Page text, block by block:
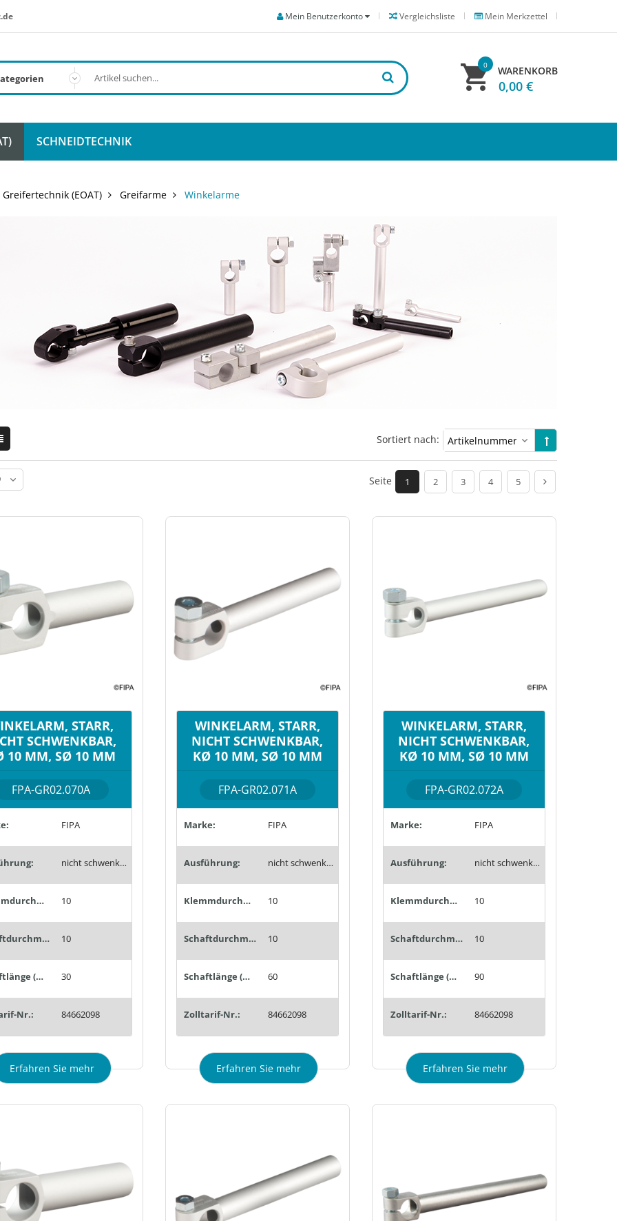
Mein Merkzettel
Vergleichsliste
Mein Benutzerkonto
WARENKORB
0
0,00 €
SCHNEIDTECHNIK
Greifertechnik (EOAT) Greifarme Winkelarme
Sortiert nach:
Seite 1 2 3 4 5
STARR,
SCHWENKBAR,
10 MM, SØ 10 MM
FPA-GR02.070A
FIPA
nicht schwenkbar
Klemmdurchmesser (mm): 10
Schaftdurchmesser (mm): 10
Schaftlänge (mm): 30
Nr.: 84662098
Erfahren Sie mehr
WINKELARM, STARR,
NICHT SCHWENKBAR,
KØ 10 MM, SØ 10 MM
FPA-GR02.071A
Marke: FIPA
Ausführung: nicht schwenkbar
Klemmdurchmesser (mm): 10
Schaftdurchmesser (mm): 10
Schaftlänge (mm): 60
Zolltarif-Nr.: 84662098
Erfahren Sie mehr
WINKELARM, STARR,
NICHT SCHWENKBAR,
KØ 10 MM, SØ 10 MM
FPA-GR02.072A
Marke: FIPA
Ausführung: nicht schwenkbar
Klemmdurchmesser (mm): 10
Schaftdurchmesser (mm): 10
Schaftlänge (mm): 90
Zolltarif-Nr.: 84662098
Erfahren Sie mehr